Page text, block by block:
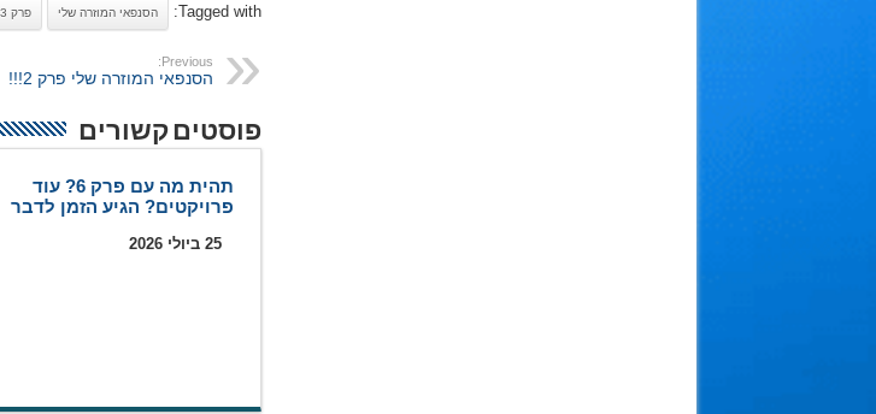
Tagged with: הסנפאי המוזרה שלי פרק 3
Previous:
הסנפאי המוזרה שלי פרק 2!!!
פוסטים קשורים
תהית מה עם פרק 6? עוד
פרויקטים? הגיע הזמן לדבר
25 ביולי 2026